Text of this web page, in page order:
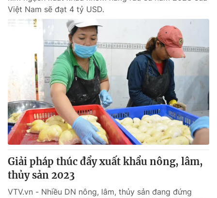
Việt Nam sẽ đạt 4 tỷ USD.
Giải pháp thúc đẩy xuất khẩu nông, lâm,
thủy sản 2023
VTV.vn - Nhiều DN nông, lâm, thủy sản đang đứng